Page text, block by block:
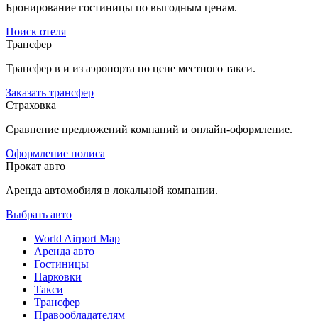
Бронирование гостиницы по выгодным ценам.
Поиск отеля
Трансфер
Трансфер в и из аэропорта по цене местного такси.
Заказать трансфер
Страховка
Сравнение предложений компаний и онлайн-оформление.
Оформление полиса
Прокат авто
Аренда автомобиля в локальной компании.
Выбрать авто
World Airport Map
Аренда авто
Гостиницы
Парковки
Такси
Трансфер
Правообладателям